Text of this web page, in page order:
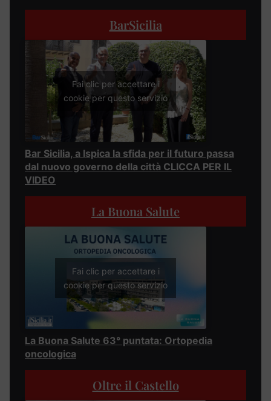
BarSicilia
Fai clic per accettare i
cookie per questo servizio
Bar Sicilia, a Ispica la sfida per il futuro passa
dal nuovo governo della città CLICCA PER IL
VIDEO
La Buona Salute
Fai clic per accettare i
cookie per questo servizio
La Buona Salute 63° puntata: Ortopedia
oncologica
Oltre il Castello